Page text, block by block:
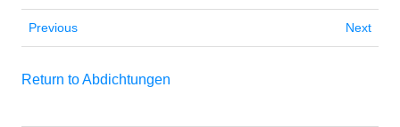
Previous Next
Return to Abdichtungen